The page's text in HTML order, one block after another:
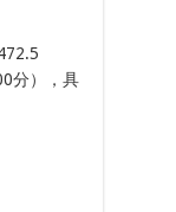
分），具